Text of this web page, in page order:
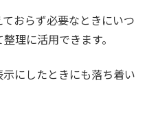
おらず必要なときにいつ
理に活用できます。
にしたときにも落ち着い